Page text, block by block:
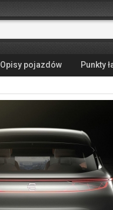
Opisy pojazdów Punkty